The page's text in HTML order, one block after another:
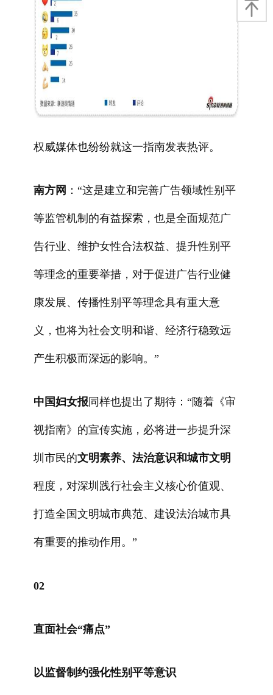
权威媒体也纷纷就这一指南发表热评。
南方网 ：“这是建立和完善广告领域性别平
等监管机制的有益探索，也是全面规范广
告行业、维护女性合法权益、提升性别平
等理念的重要举措，对于促进广告行业健
康发展、传播性别平等理念具有重大意
义，也将为社会文明和谐、经济行稳致远
产生积极而深远的影响。”
中国妇女报 同样也提出了期待：“随着《审
视指南》的宣传实施，必将进一步提升深
圳市民的文明素养、法治意识和城市文明
程度，对深圳践行社会主义核心价值观、
打造全国文明城市典范、建设法治城市具
有重要的推动作用。”
02
直面社会“痛点”
以监督制约强化性别平等意识